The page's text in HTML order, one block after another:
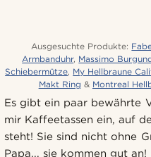
Ausgesuchte Produkte:
Armbanduhr, Massimo
Schiebermütze, My Hellbraune
Makt Ring & Montreal
Es gibt ein paar bewährte
mir Kaffeetassen ein, auf
steht! Sie sind nicht ohne
Papa... sie kommen gut an!